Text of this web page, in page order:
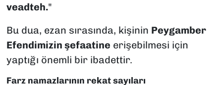
veadteh."
Bu dua, ezan sırasında, kişinin Peygamber
Efendimizin şefaatine erişebilmesi için
yaptığı önemli bir ibadettir.
Farz namazlarının rekat sayıları